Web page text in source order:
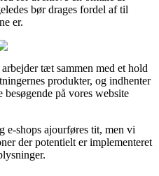
bør drages fordel af til
er.
tæt sammen med et hold
produkter, og indhenter
på vores website
e-shops ajourføres tit, men vi
der potentielt er implementeret